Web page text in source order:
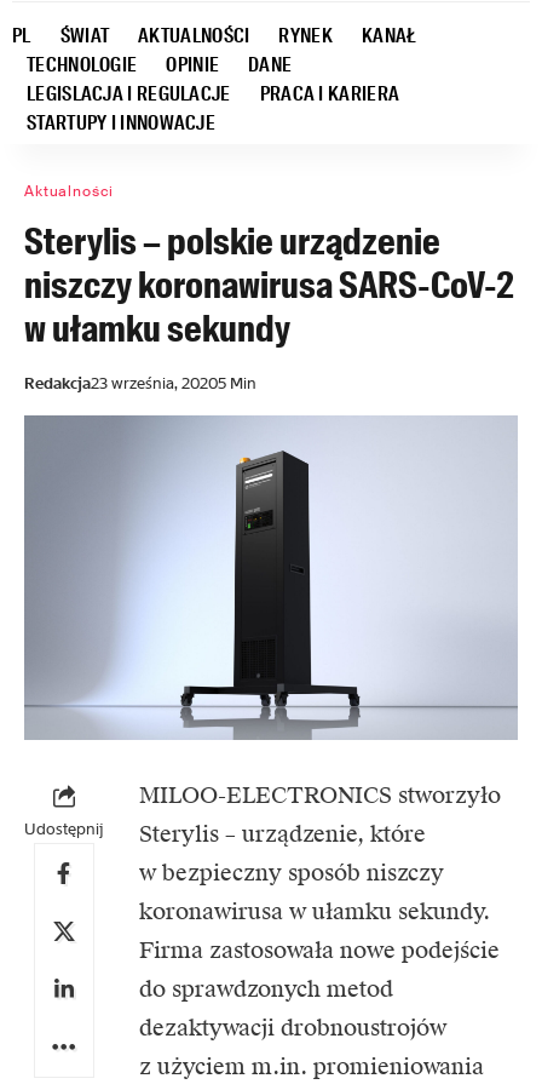
PL ŚWIAT AKTUALNOŚCI RYNEK
KANAŁ
TECHNOLOGIE
OPINIE
DANE
LEGISLACJA I REGULACJE
PRACA I KARIERA
STARTUPY I INNOWACJE
Aktualności
Sterylis – polskie urządzenie
niszczy koronawirusa SARS-CoV-2
w ułamku sekundy
Redakcja23 września, 20205 Min
Udostępnij
MILOO-ELECTRONICS stworzyło
Sterylis – urządzenie, które
w bezpieczny sposób niszczy
koronawirusa w ułamku sekundy.
Firma zastosowała nowe podejście
do sprawdzonych metod
dezaktywacji drobnoustrojów
z użyciem m.in. promieniowania